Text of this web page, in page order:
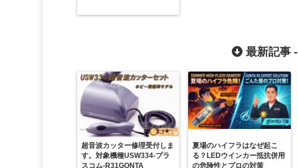
最新記事 -
超音波カッター修理受付しま
す。対象機種USW334-プラ
スコム-R31GONTA
夏場のハイフラはなぜ起こ
る？LEDウインカー抵抗併用
の危険性とプロの対策